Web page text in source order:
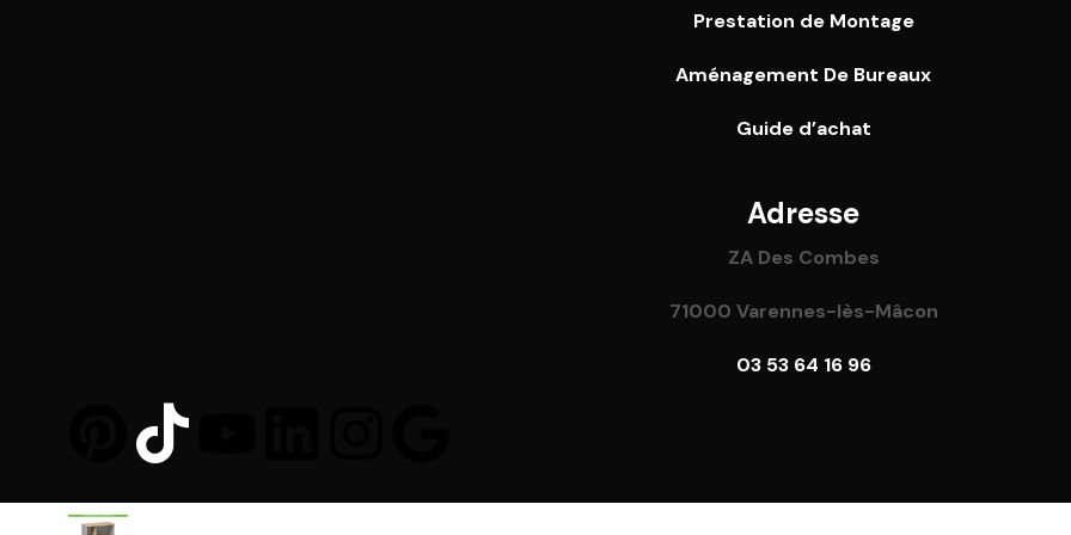
Prestation de Montage
Aménagement De Bureaux
Guide d’achat
Adresse
ZA Des Combes
71000 Varennes-lès-Mâcon
03 53 64 16 96